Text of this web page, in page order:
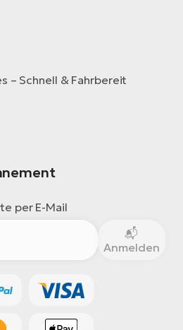
– Schnell & Fahrbereit
per E-Mail
Anmelden